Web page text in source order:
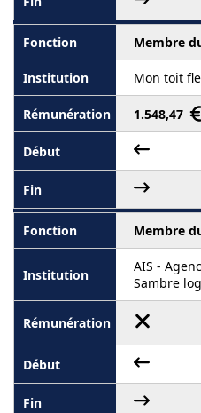
Membre
Mon toit
1.548,47
Membre
AIS -
Sambre